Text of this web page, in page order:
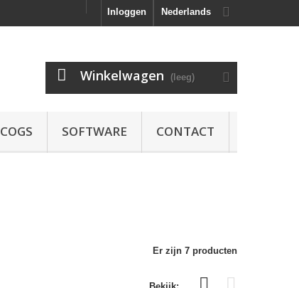
Nederlands
Inloggen
Winkelwagen (leeg)
SOFTWARE CONTACT
Er zijn 7 producten